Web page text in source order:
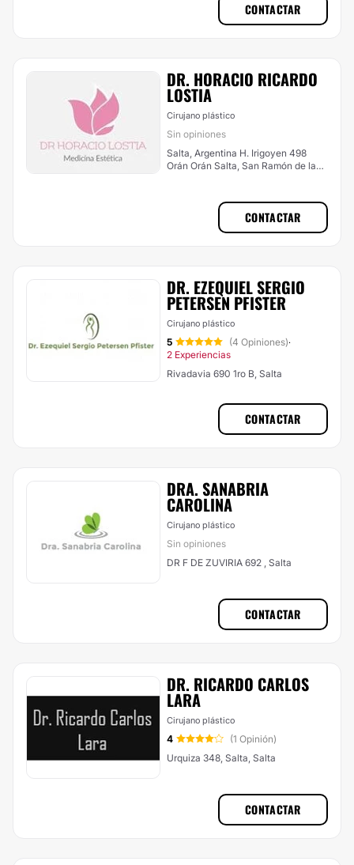
CONTACTAR
DR. HORACIO RICARDO
LOSTIA
Cirujano plástico
Sin opiniones
Salta, Argentina H. Irigoyen 498
Orán Orán Salta, San Ramón de la
CONTACTAR
DR. EZEQUIEL SERGIO
PETERSEN PFISTER
Cirujano plástico
5 (4 Opiniones)·
2 Experiencias
Rivadavia 690 1ro B, Salta
CONTACTAR
DRA. SANABRIA
CAROLINA
Cirujano plástico
Sin opiniones
DR F DE ZUVIRIA 692 , Salta
CONTACTAR
DR. RICARDO CARLOS
LARA
Cirujano plástico
4
(1 Opinión)
Urquiza 348, Salta, Salta
CONTACTAR